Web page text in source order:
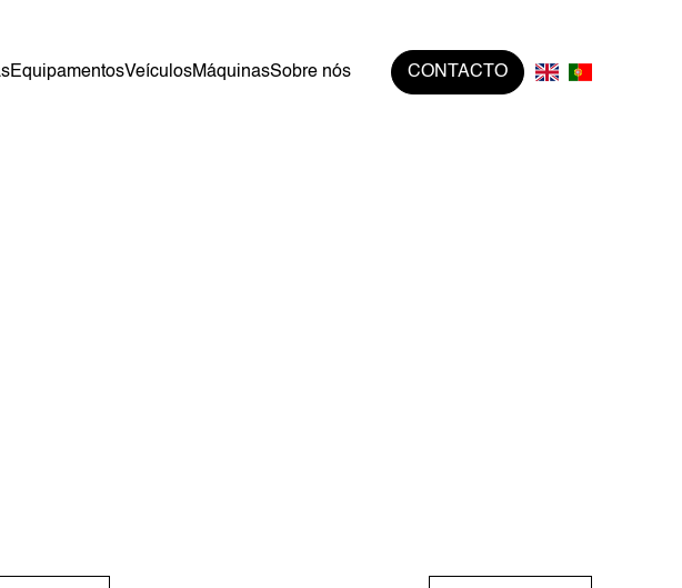
EquipamentosVeículosMáquinasSobre nós CONTACTO